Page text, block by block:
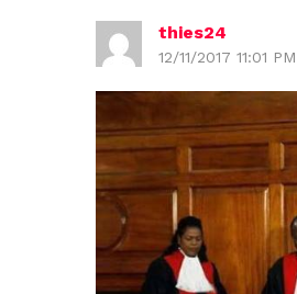
thies24
12/11/2017 11:01 PM